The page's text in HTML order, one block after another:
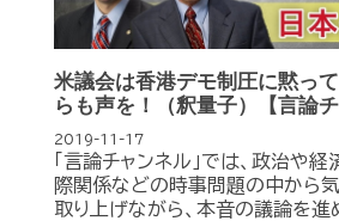
米議会は香港デモ制圧に黙っ
らも声を！（釈量子）【言論チ
2019-11-17
「言論チャンネル」では、政治や経
際関係などの時事問題の中から
取り上げながら、本音の議論を